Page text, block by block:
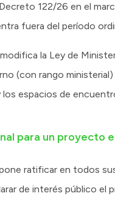
122/26 en el
fuera del período
la Ley de
(con rango
espacios de
para un proyecto
ratificar en todos
de interés público